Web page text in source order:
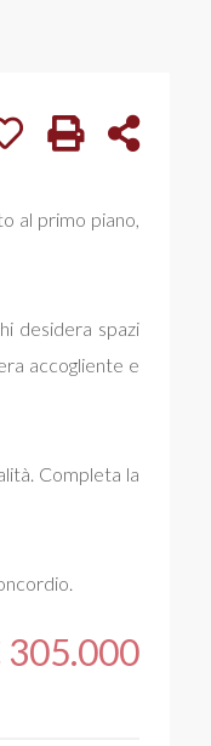
al primo piano,
desidera spazi
accogliente e
Completa la
305.000